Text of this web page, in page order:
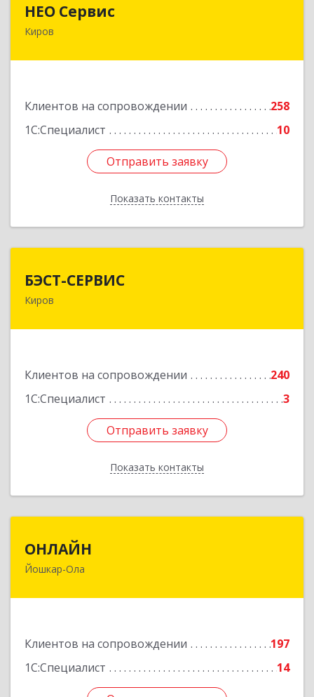
НЕО Сервис
Киров
Клиентов на сопровождении
258
1С:Специалист
10
Отправить заявку
Показать контакты
610045, Кировская обл, Киров г, Ульяновская
Отправить заявку
Назад
БЭСТ-СЕРВИС
Киров
Клиентов на сопровождении
240
1С:Специалист
3
Отправить заявку
Показать контакты
Отправить заявку
Назад
ОНЛАЙН
Йошкар-Ола
Клиентов на сопровождении
197
1С:Специалист
14
424000, Марий Эл Респ, Йошкар-Ола г,